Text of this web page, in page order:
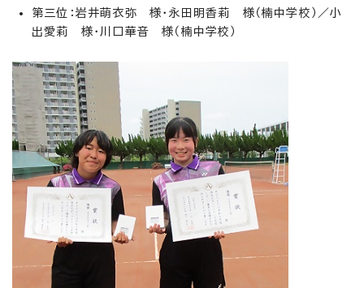
第三位：岩井萌衣弥 様・永田明香莉 様（楠中学校）／小
出愛莉 様・川口華音 様（楠中学校）